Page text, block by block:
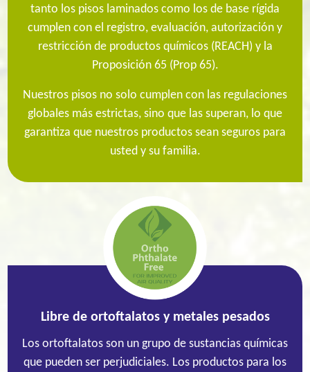
tanto los pisos laminados como los de base rígida
cumplen con el registro, evaluación, autorización y
restricción de productos químicos (REACH) y la
Proposición 65 (Prop 65).
Nuestros pisos no solo cumplen con las regulaciones
globales más estrictas, sino que las superan, lo que
garantiza que nuestros productos sean seguros para
usted y su familia.
Libre de ortoftalatos y metales pesados
Los ortoftalatos son un grupo de sustancias químicas
que pueden ser perjudiciales. Los productos para los